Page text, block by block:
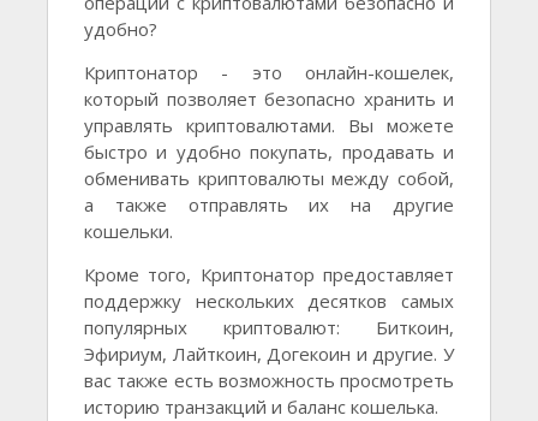
удобно?
Криптонатор - это онлайн-кошелек,
который позволяет безопасно хранить и
управлять криптовалютами. Вы можете
быстро и удобно покупать, продавать и
обменивать криптовалюты между собой,
а также отправлять их на другие
кошельки.
Кроме того, Криптонатор предоставляет
поддержку нескольких десятков самых
популярных криптовалют: Биткоин,
Эфириум, Лайткоин, Догекоин и другие. У
вас также есть возможность просмотреть
историю транзакций и баланс кошелька.